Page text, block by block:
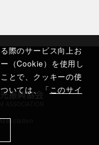
際のサービス向上お
（Cookie）を使用し
とで、クッキーの使
いては、「このサイ